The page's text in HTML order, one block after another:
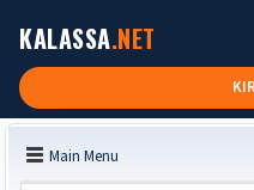
KALASSA.NET
Main Menu